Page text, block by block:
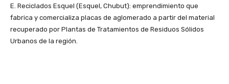
E. Reciclados Esquel (Esquel, Chubut): emprendimiento que
fabrica y comercializa placas de aglomerado a partir del material
recuperado por Plantas de Tratamientos de Residuos Sólidos
Urbanos de la región.